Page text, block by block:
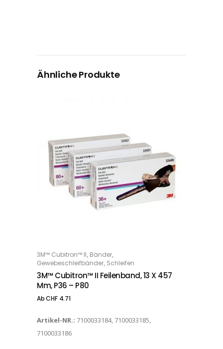
Ähnliche Produkte
OPTIONS
3M™ Cubitron™ II, Bänder,
Gewebeschleifbänder, Schleifen
3M™ Cubitron™ II Feilenband, 13 X 457
Mm, P36 – P80
AbCHF4.71
Artikel-NR.: 7100033184, 7100033185,
7100033186